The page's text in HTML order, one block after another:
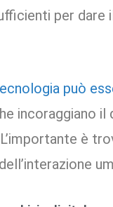
per dare il
può
incoraggiano il
è